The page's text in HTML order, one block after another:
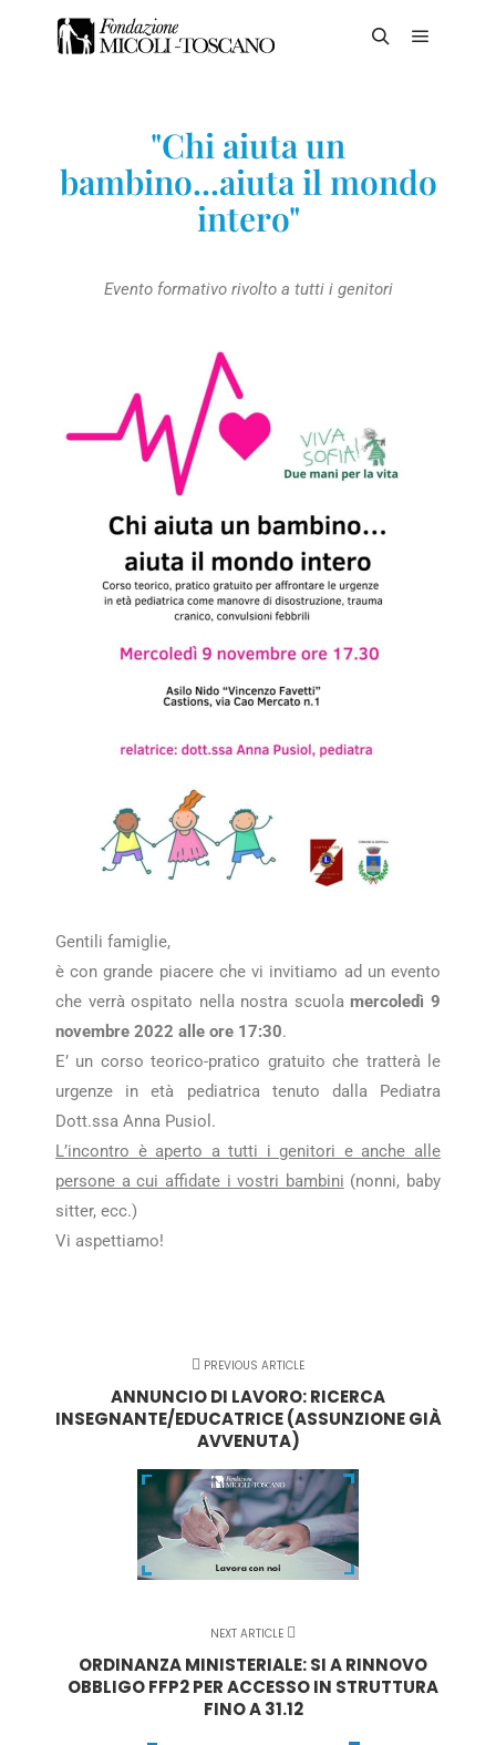
"Chi aiuta un
bambino...aiuta il mondo
intero"
Evento formativo rivolto a tutti i genitori
Gentili famiglie,
è con grande piacere che vi invitiamo ad un evento
che verrà ospitato nella nostra scuolamercoledì 9
novembre 2022 alle ore 17:30.
E’ un corso teorico-pratico gratuito che tratterà le
urgenze in età pediatrica tenuto dalla Pediatra
Dott.ssa Anna Pusiol.
L’incontro è aperto a tutti i genitori e anche alle
persone a cui affidate i vostri bambini (nonni, baby
sitter, ecc.)
Vi aspettiamo!
PREVIOUS ARTICLE
ANNUNCIO DI LAVORO: RICERCA
INSEGNANTE/EDUCATRICE (ASSUNZIONE GIÀ
AVVENUTA)
NEXT ARTICLE
ORDINANZA MINISTERIALE: SI A RINNOVO
OBBLIGO FFP2 PER ACCESSO IN STRUTTURA
FINO A 31.12